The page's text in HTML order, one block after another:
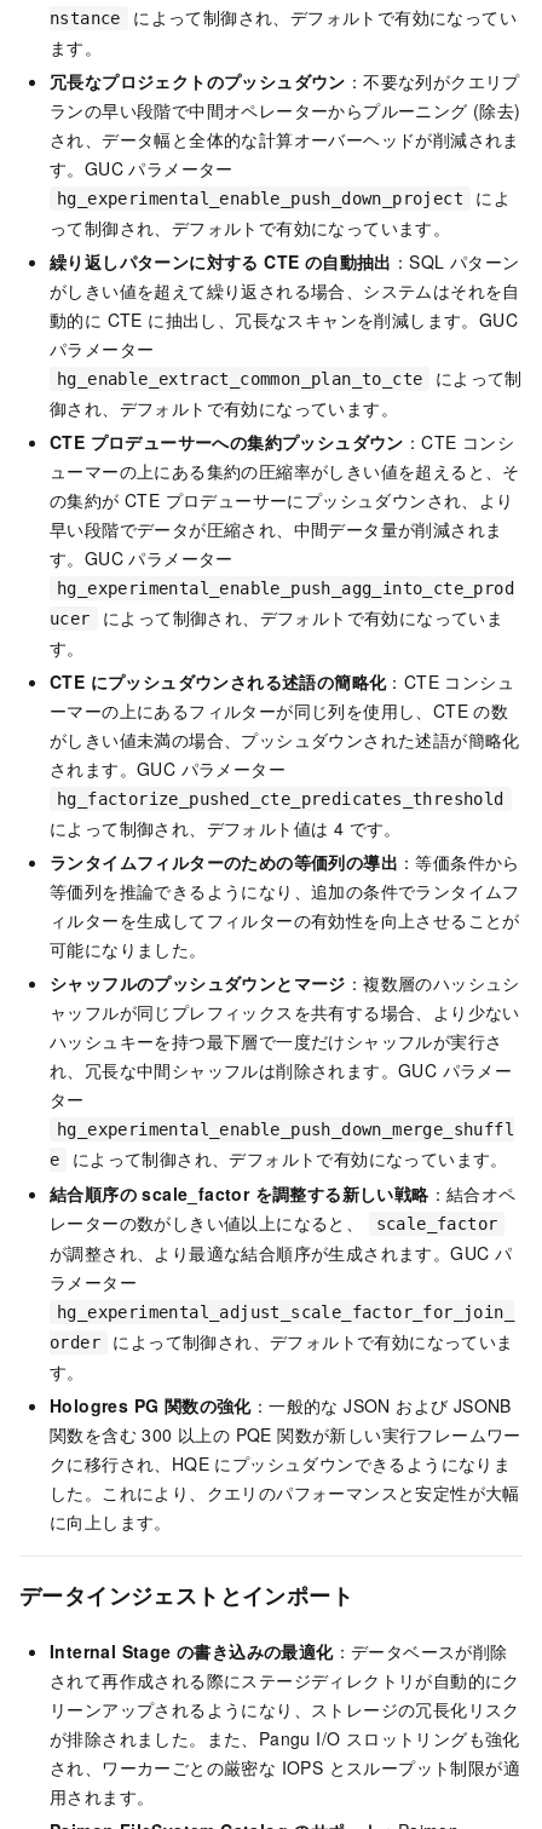
nstance
によって制御され、デフォルトで有効になってい
ます。
冗長なプロジェクトのプッシュダウン ：不要な列がクエリプ
ランの早い段階で中間オペレーターからプルーニング (除去)
され、データ幅と全体的な計算オーバーヘッドが削減されま
す。GUC パラメーター
hg_experimental_enable_push_down_project
によ
って制御され、デフォルトで有効になっています。
繰り返しパターンに対する CTE の自動抽出 ：SQL パターン
がしきい値を超えて繰り返される場合、システムはそれを自
動的に CTE に抽出し、冗長なスキャンを削減します。GUC
パラメーター
hg_enable_extract_common_plan_to_cte
によって制
御され、デフォルトで有効になっています。
CTE プロデューサーへの集約プッシュダウン ：CTE コンシ
ューマーの上にある集約の圧縮率がしきい値を超えると、そ
の集約が CTE プロデューサーにプッシュダウンされ、より
早い段階でデータが圧縮され、中間データ量が削減されま
す。GUC パラメーター
hg_experimental_enable_push_agg_into_cte_prod
ucer
によって制御され、デフォルトで有効になっていま
す。
CTE にプッシュダウンされる述語の簡略化：CTE コンシュ
ーマーの上にあるフィルターが同じ列を使用し、CTE の数
がしきい値未満の場合、プッシュダウンされた述語が簡略化
されます。GUC パラメーター
hg_factorize_pushed_cte_predicates_threshold
によって制御され、デフォルト値は 4 です。
ランタイムフィルターのための等価列の導出 ：等価条件から
等価列を推論できるようになり、追加の条件でランタイムフ
ィルターを生成してフィルターの有効性を向上させることが
可能になりました。
シャッフルのプッシュダウンとマージ ：複数層のハッシュシ
ャッフルが同じプレフィックスを共有する場合、より少ない
ハッシュキーを持つ最下層で一度だけシャッフルが実行さ
れ、冗長な中間シャッフルは削除されます。GUC パラメー
ター
hg_experimental_enable_push_down_merge_shuffl
e
によって制御され、デフォルトで有効になっています。
結合順序の scale_factor を調整する新しい戦略 ：結合オペ
レーターの数がしきい値以上になると、
scale_factor
が調整され、より最適な結合順序が生成されます。GUC パ
ラメーター
hg_experimental_adjust_scale_factor_for_join_
order
によって制御され、デフォルトで有効になっていま
す。
Hologres PG 関数の強化：一般的な JSON および JSONB
関数を含む 300 以上の PQE 関数が新しい実行フレームワー
クに移行され、HQE にプッシュダウンできるようになりま
した。これにより、クエリのパフォーマンスと安定性が大幅
に向上します。
データインジェストとインポート
Internal Stage の書き込みの最適化：データベースが削除
されて再作成される際にステージディレクトリが自動的にク
リーンアップされるようになり、ストレージの冗長化リスク
が排除されました。また、Pangu I/O スロットリングも強化
され、ワーカーごとの厳密な IOPS とスループット制限が適
用されます。